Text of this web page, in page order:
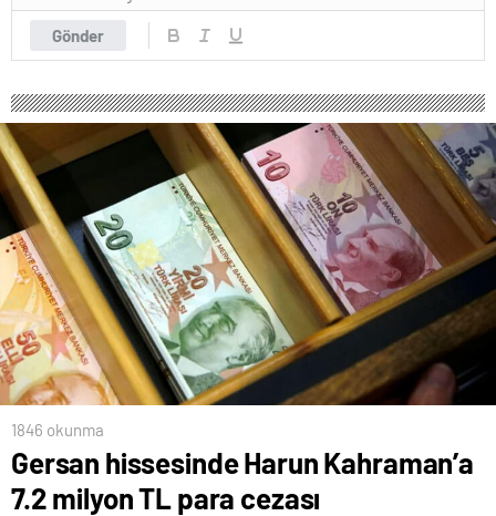
Gönder
1846 okunma
Gersan hissesinde Harun Kahraman’a
7.2 milyon TL para cezası